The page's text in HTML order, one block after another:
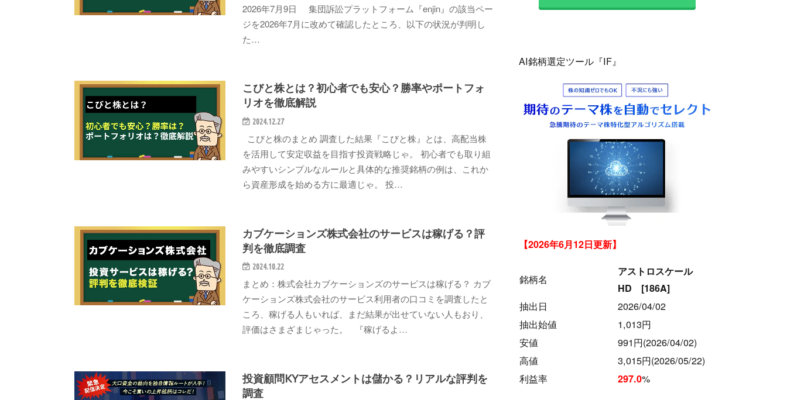
2026年7月9日 集団訴訟プラットフォーム『enjin』の該当ペー
ジを2026年7月に改めて確認したところ、以下の状況が判明し
た…
こびと株とは？初心者でも安心？勝率やポートフォ
リオを徹底解説
2024.12.27
こびと株のまとめ 調査した結果『こびと株』とは、高配当株
を活用して安定収益を目指す投資戦略じゃ。 初心者でも取り組
みやすいシンプルなルールと具体的な推奨銘柄の例は、これか
ら資産形成を始める方に最適じゃ。 投…
カブケーションズ株式会社のサービスは稼げる？評
判を徹底調査
2024.10.22
まとめ：株式会社カブケーションズのサービスは稼げる？ カブ
ケーションズ株式会社のサービス利用者の口コミを調査したと
ころ、稼げる人もいれば、まだ結果が出せていない人もおり、
評価はさまざまじゃった。 『稼げるよ…
投資顧問KYアセスメントは儲かる？リアルな評判を
調査
AI銘柄選定ツール『IF』
【2026年6月12日更新】
銘柄名
アストロスケール
HD [186A]
抽出日
2026/04/02
抽出始値
1,013円
安値
991円(2026/04/02)
高値
3,015円(2026/05/22)
利益率
297.0%